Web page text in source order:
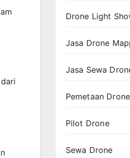
Drone Light
Jasa Drone
Jasa Sewa
Pemetaan Drone
Pilot Drone
Sewa Drone